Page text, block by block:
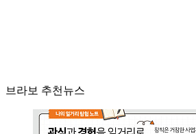
브라보 추천뉴스